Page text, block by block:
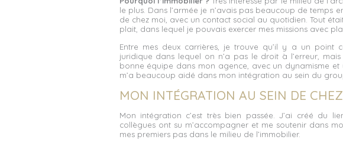
le plus. Dans l’armée je n’avais pas beaucoup de temps
de chez moi, avec un contact social au quotidien. Tout
plait, dans lequel je pouvais exercer mes missions avec
Entre mes deux carrières, je trouve qu’il y a un point
juridique dans lequel on n’a pas le droit à l’erreur,
bonne équipe dans mon agence, avec un dynamisme et
m’a beaucoup aidé dans mon intégration au sein du
MON INTÉGRATION AU SEIN DE
Mon intégration c’est très bien passée. J’ai créé du
collègues ont su m’accompagner et me soutenir dans
mes premiers pas dans le milieu de l’immobilier.